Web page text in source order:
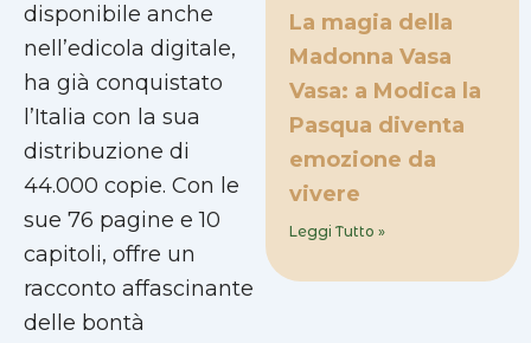
disponibile anche
nell’edicola digitale,
ha già conquistato
l’Italia con la sua
distribuzione di
44.000 copie. Con le
sue 76 pagine e 10
capitoli, offre un
racconto affascinante
delle bontà
La magia della
Madonna Vasa
Vasa: a Modica la
Pasqua diventa
emozione da
vivere
Leggi Tutto »